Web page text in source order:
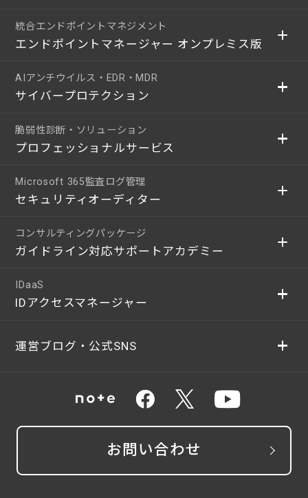
統合エンドポイントマネジメント
エンドポイントマネージャー オンプレミス版
AIアンチウイルス・EDR・MDR
サイバープロテクション
脆弱性診断・ソリューション
プロフェッショナルサービス
Microsoft 365監査ログ管理
セキュリティオーディター
コンサルティングパッケージ
ガイドライン対応サポートアカデミー
IDaaS
IDアクセスマネージャー
運営ブログ・公式SNS
お問い合わせ